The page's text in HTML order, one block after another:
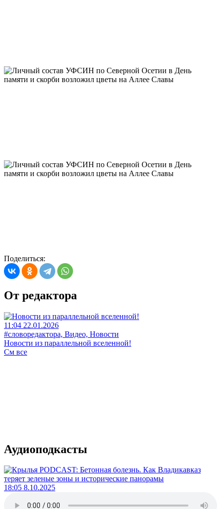
Поделиться:
От редактора
11:04 22.01.2026
#словоредактора, Видео, Новости
Новости из параллельной вселенной!
См все
Аудиоподкасты
18:05 8.10.2025